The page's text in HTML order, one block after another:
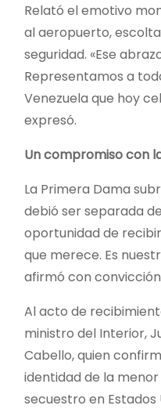
Relató el emotivo
al aeropuerto,
seguridad. «Ese
Representamos a
Venezuela que hoy
expresó.
Un compromiso con
La Primera Dama
debió ser separada
oportunidad de
que merece. Es
afirmó con
Al acto de
ministro del Interior,
Cabello, quien
identidad de la menor
secuestro en Estados